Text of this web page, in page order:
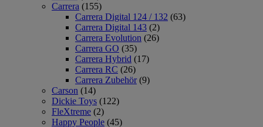
Carrera (155)
Carrera Digital 124 / 132 (63)
Carrera Digital 143 (2)
Carrera Evolution (26)
Carrera GO (35)
Carrera Hybrid (17)
Carrera RC (26)
Carrera Zubehör (9)
Carson (14)
Dickie Toys (122)
FleXtreme (2)
Happy People (45)